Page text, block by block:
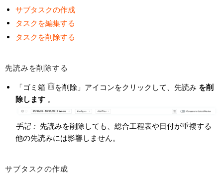
サブタスクの作成
タスクを編集する
タスクを削除する
先読みを削除する
「ゴミ箱 を削除」アイコンをクリックして、先読み を削
除します 。
手記： 先読みを削除しても、総合工程表や日付が重複する
他の先読みには影響しません。
サブタスクの作成